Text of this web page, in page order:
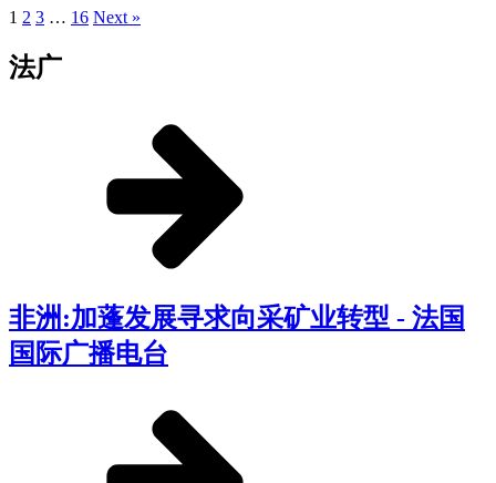
1 2 3 … 16 Next »
法广
非洲:加蓬发展寻求向采矿业转型 - 法国
国际广播电台